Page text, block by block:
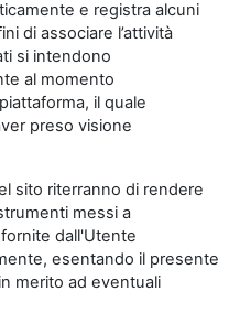
e registra alcuni
di associare l’attività
si intendono
al momento
il quale
preso visione
sito riterranno di rendere
messi a
dall'Utente
esentando il presente
merito ad eventuali